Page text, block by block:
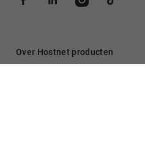
Over Hostnet producten